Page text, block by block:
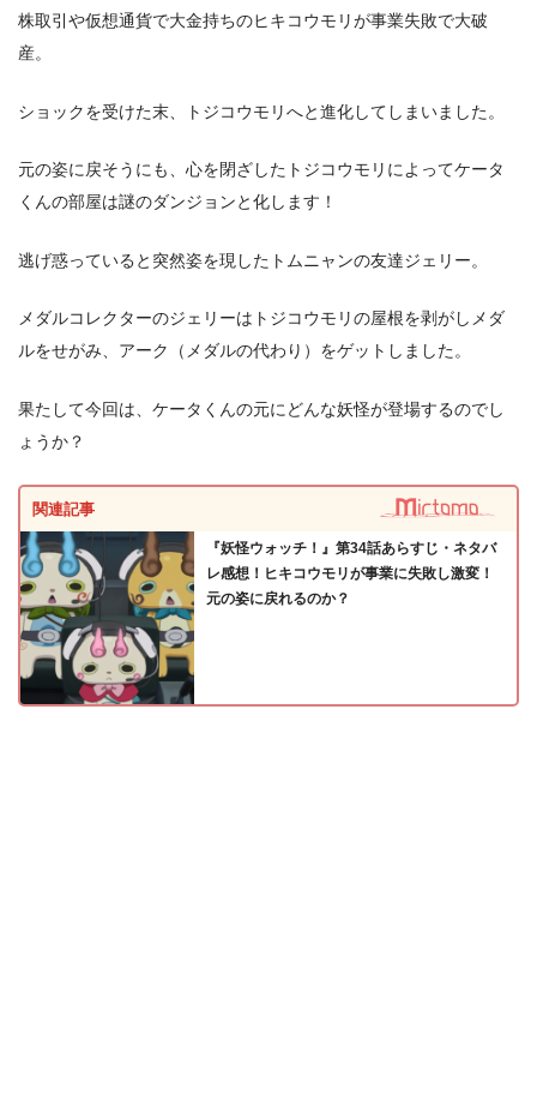
株取引や仮想通貨で大金持ちのヒキコウモリが事業失敗で大破
産。
ショックを受けた末、トジコウモリへと進化してしまいました。
元の姿に戻そうにも、心を閉ざしたトジコウモリによってケータ
くんの部屋は謎のダンジョンと化します！
逃げ惑っていると突然姿を現したトムニャンの友達ジェリー。
メダルコレクターのジェリーはトジコウモリの屋根を剥がしメダ
ルをせがみ、アーク（メダルの代わり）をゲットしました。
果たして今回は、ケータくんの元にどんな妖怪が登場するのでし
ょうか？
関連記事
『妖怪ウォッチ！』第34話あらすじ・ネタバ
レ感想！ヒキコウモリが事業に失敗し激変！
元の姿に戻れるのか？